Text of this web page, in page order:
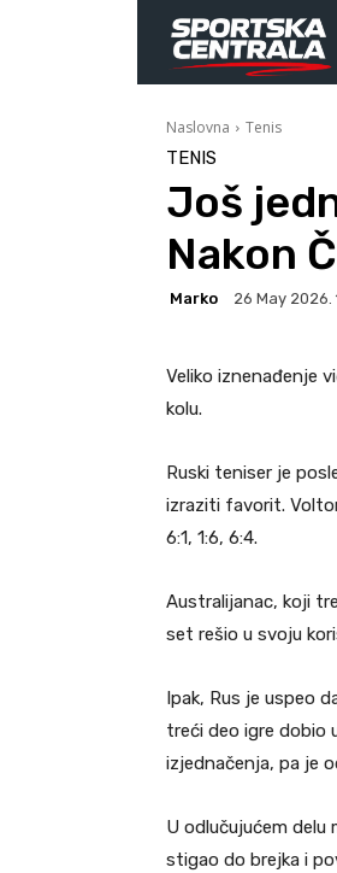
Naslovna Tenis
TENIS
Još
Nakon
Marko 26 May 2026.
Veliko iznenađenje
kolu.
Ruski teniser je
izraziti favorit.
6:1, 1:6, 6:4.
Australijanac, koji
set rešio u svoju
Ipak, Rus je uspeo
treći deo igre dobio
izjednačenja, pa je
U odlučujućem delu
stigao do brejka i